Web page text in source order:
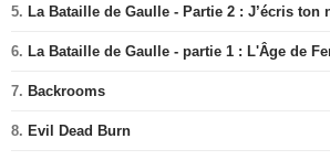
5. La Bataille de Gaulle - Partie 2 : J’écris ton
6. La Bataille de Gaulle - partie 1 : L'Âge de
7. Backrooms
8. Evil Dead Burn